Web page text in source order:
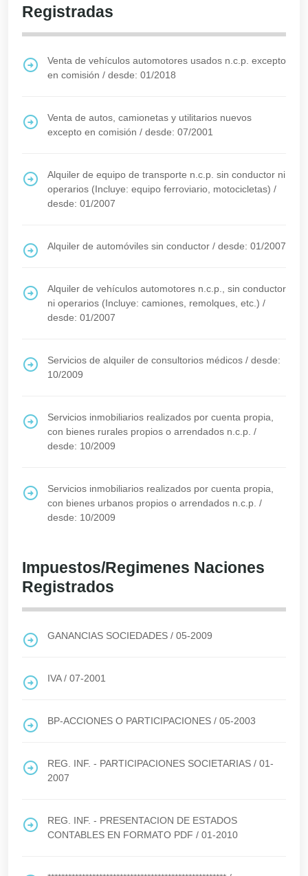
Registradas
Venta de vehículos automotores usados n.c.p. excepto
en comisión / desde: 01/2018
Venta de autos, camionetas y utilitarios nuevos
excepto en comisión / desde: 07/2001
Alquiler de equipo de transporte n.c.p. sin conductor ni
operarios (Incluye: equipo ferroviario, motocicletas) /
desde: 01/2007
Alquiler de automóviles sin conductor / desde: 01/2007
Alquiler de vehículos automotores n.c.p., sin conductor
ni operarios (Incluye: camiones, remolques, etc.) /
desde: 01/2007
Servicios de alquiler de consultorios médicos / desde:
10/2009
Servicios inmobiliarios realizados por cuenta propia,
con bienes rurales propios o arrendados n.c.p. /
desde: 10/2009
Servicios inmobiliarios realizados por cuenta propia,
con bienes urbanos propios o arrendados n.c.p. /
desde: 10/2009
Impuestos/Regimenes Naciones
Registrados
GANANCIAS SOCIEDADES / 05-2009
IVA/ 07-2001
BP-ACCIONES O PARTICIPACIONES / 05-2003
REG. INF. - PARTICIPACIONES SOCIETARIAS / 01-
2007
REG. INF. - PRESENTACION DE ESTADOS
CONTABLES EN FORMATO PDF / 01-2010